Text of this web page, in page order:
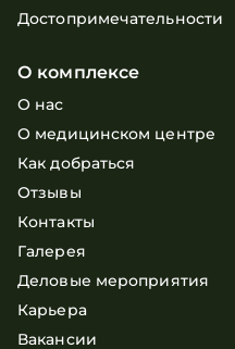
Достопримечательности
О комплексе
О нас
О медицинском центре
Как добраться
Отзывы
Контакты
Галерея
Деловые мероприятия
Карьера
Вакансии